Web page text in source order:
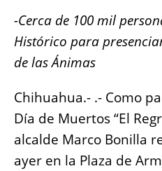
o
o
k
p
p
g
er
-Cerca de 100 mil
Histórico para
de las Ánimas
Chihuahua.- .- Como
Día de Muertos “El
alcalde Marco Bonilla
ayer en la Plaza de